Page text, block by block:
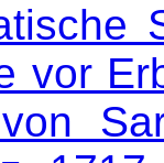
vor